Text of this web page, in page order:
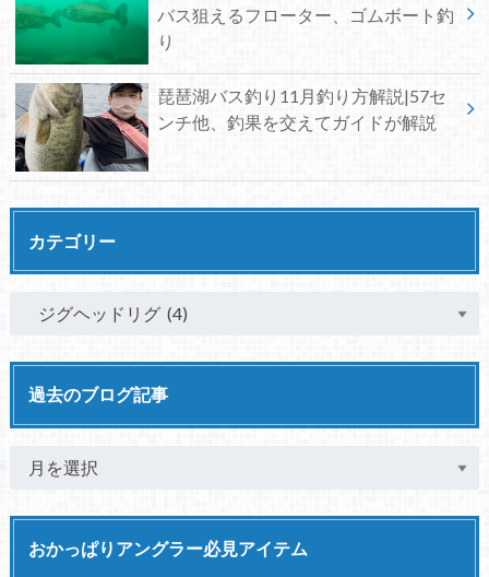
バス狙えるフローター、ゴムボート釣
り
琵琶湖バス釣り11月釣り方解説|57セ
ンチ他、釣果を交えてガイドが解説
カテゴリー
過去のブログ記事
おかっぱりアングラー必見アイテム